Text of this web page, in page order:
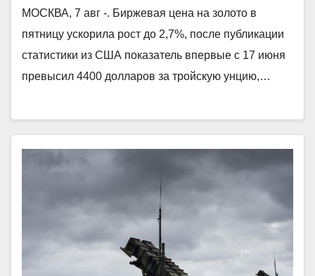
МОСКВА, 7 авг -. Биржевая цена на золото в
пятницу ускорила рост до 2,7%, после публикации
статистики из США показатель впервые с 17 июня
превысил 4400 долларов за тройскую унцию,…